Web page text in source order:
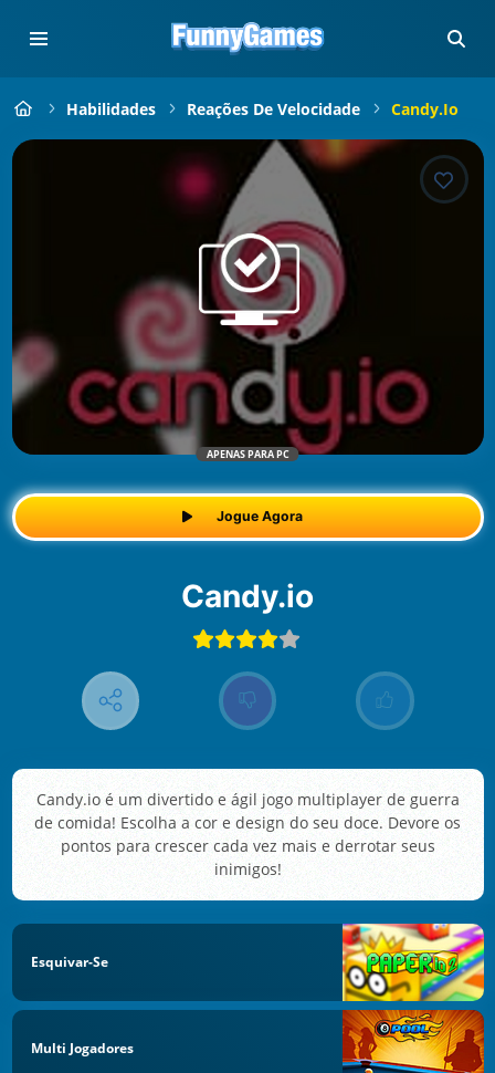
Habilidades Reações De Velocidade Candy.io
APENAS PARA PC
Jogue Agora
Candy.io
Candy.io é um divertido e ágil jogo multiplayer de guerra
de comida! Escolha a cor e design do seu doce. Devore os
pontos para crescer cada vez mais e derrotar seus
inimigos!
Esquivar-Se
Multi Jogadores